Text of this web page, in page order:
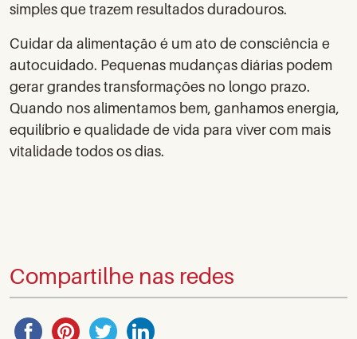
simples que trazem resultados duradouros.
Cuidar da alimentação é um ato de consciência e
autocuidado. Pequenas mudanças diárias podem
gerar grandes transformações no longo prazo.
Quando nos alimentamos bem, ganhamos energia,
equilíbrio e qualidade de vida para viver com mais
vitalidade todos os dias.
Compartilhe nas redes